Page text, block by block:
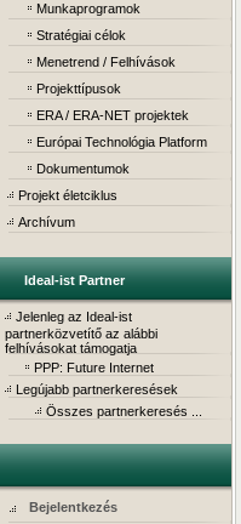
Munkaprogramok
Stratégiai célok
Menetrend / Felhívások
Projekttípusok
ERA / ERA-NET projektek
Európai Technológia Platform
Dokumentumok
Projekt életciklus
Archívum
Ideal-ist Partner
Jelenleg az Ideal-ist
partnerközvetítő az alábbi
felhívásokat támogatja
PPP: Future Internet
Legújabb partnerkeresések
Összes partnerkeresés ...
Bejelentkezés